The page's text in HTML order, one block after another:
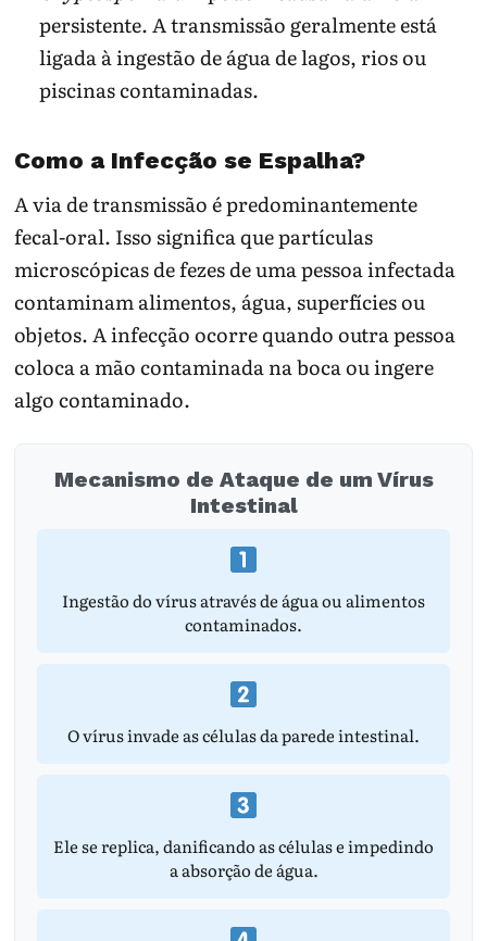
persistente. A transmissão geralmente está
ligada à ingestão de água de lagos, rios ou
piscinas contaminadas.
Como a Infecção se Espalha?
A via de transmissão é predominantemente
fecal-oral. Isso significa que partículas
microscópicas de fezes de uma pessoa infectada
contaminam alimentos, água, superfícies ou
objetos. A infecção ocorre quando outra pessoa
coloca a mão contaminada na boca ou ingere
algo contaminado.
Mecanismo de Ataque de um Vírus
Intestinal
Ingestão do vírus através de água ou alimentos
contaminados.
O vírus invade as células da parede intestinal.
Ele se replica, danificando as células e impedindo
a absorção de água.